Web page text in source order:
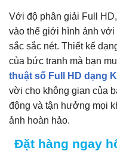
Với độ phân giải Full
vào thế giới hình ảnh
sắc sắc nét. Thiết kế
của bức tranh mà bạn
thuật số Full HD dạng
vời cho không gian của
động và tận hưởng mọi
ảnh hoàn hảo.
Đặt hàng ngay